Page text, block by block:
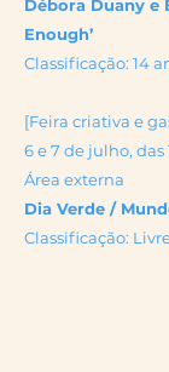
Débora Duany e
Enough’
Classificação: 14
[Feira criativa e
6 e 7 de julho, das
Área externa
Dia Verde /
Classificação: